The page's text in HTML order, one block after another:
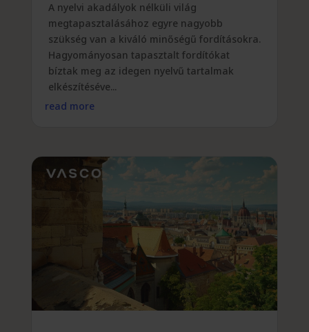
A nyelvi akadályok nélküli világ
megtapasztalásához egyre nagyobb
szükség van a kiváló minőségű fordításokra.
Hagyományosan tapasztalt fordítókat
bíztak meg az idegen nyelvű tartalmak
elkészítéséve...
read more